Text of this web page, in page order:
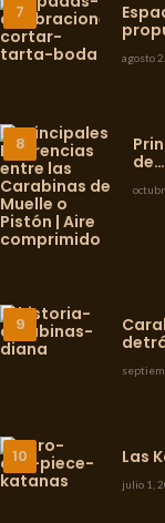
agosto
de…
Las
julio 1,